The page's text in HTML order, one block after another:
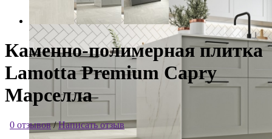
Каменно-полимерная плитка
Lamotta Premium Capry
Марселла
0 отзывов/Написать отзыв